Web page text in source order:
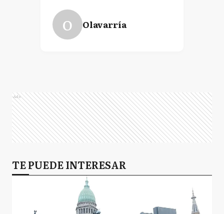
O Olavarría
Ads
TE PUEDE INTERESAR